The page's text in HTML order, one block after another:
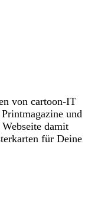
von cartoon-IT
und
damit
für Deine